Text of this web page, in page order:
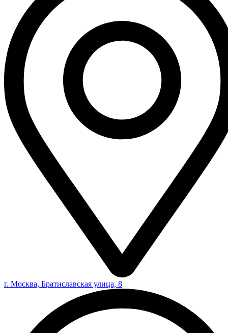
г. Москва, Братиславская улица, 8